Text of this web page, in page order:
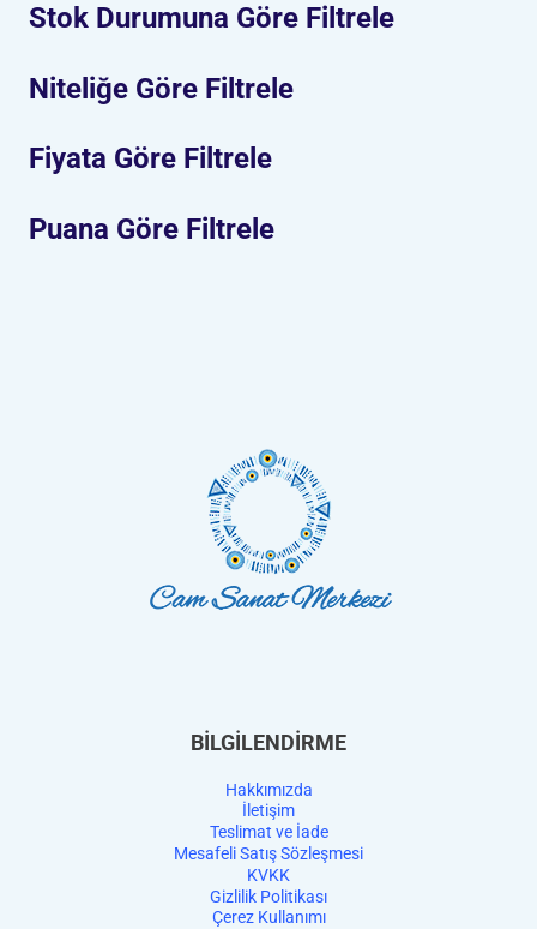
Stok Durumuna Göre Filtrele
Niteliğe Göre Filtrele
Fiyata Göre Filtrele
Puana Göre Filtrele
BİLGİLENDİRME
Hakkımızda
İletişim
Teslimat ve İade
Mesafeli Satış Sözleşmesi
KVKK
Gizlilik Politikası
Çerez Kullanımı